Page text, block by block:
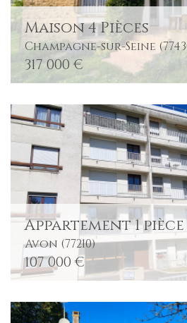
Maison 4 Pièces
Champagne-sur-Seine
317 000 €
Appartement 1 pièce
Avon (77210)
107 000 €